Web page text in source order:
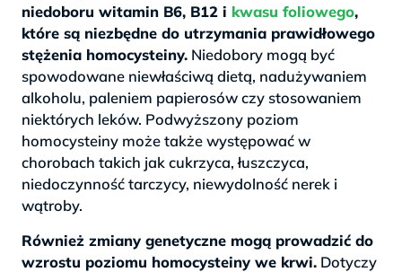
niedoboru witamin B6, B12 i kwasu foliowego,
które są niezbędne do utrzymania prawidłowego
stężenia homocysteiny. Niedobory mogą być
spowodowane niewłaściwą dietą, nadużywaniem
alkoholu, paleniem papierosów czy stosowaniem
niektórych leków. Podwyższony poziom
homocysteiny może także występować w
chorobach takich jak cukrzyca, łuszczyca,
niedoczynność tarczycy, niewydolność nerek i
wątroby.
Również zmiany genetyczne mogą prowadzić do
wzrostu poziomu homocysteiny we krwi. Dotyczy